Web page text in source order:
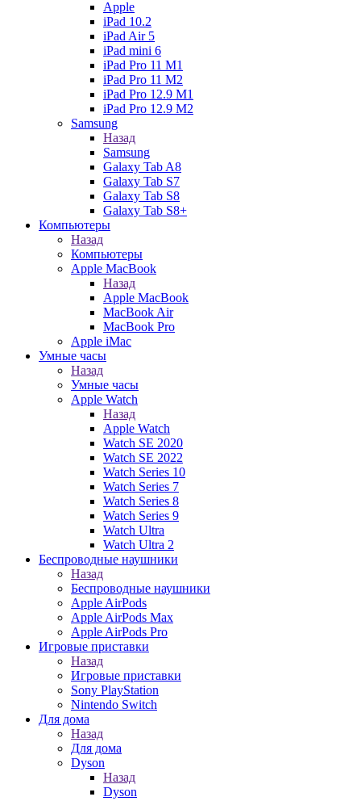
Apple
iPad 10.2
iPad Air 5
iPad mini 6
iPad Pro 11 M1
iPad Pro 11 M2
iPad Pro 12.9 M1
iPad Pro 12.9 M2
Samsung
Назад
Samsung
Galaxy Tab A8
Galaxy Tab S7
Galaxy Tab S8
Galaxy Tab S8+
Компьютеры
Назад
Компьютеры
Apple MacBook
Назад
Apple MacBook
MacBook Air
MacBook Pro
Apple iMac
Умные часы
Назад
Умные часы
Apple Watch
Назад
Apple Watch
Watch SE 2020
Watch SE 2022
Watch Series 10
Watch Series 7
Watch Series 8
Watch Series 9
Watch Ultra
Watch Ultra 2
Беспроводные наушники
Назад
Беспроводные наушники
Apple AirPods
Apple AirPods Max
Apple AirPods Pro
Игровые приставки
Назад
Игровые приставки
Sony PlayStation
Nintendo Switch
Для дома
Назад
Для дома
Dyson
Назад
Dyson